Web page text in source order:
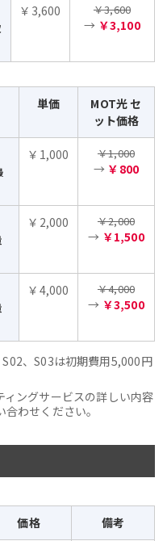
￥3,600 ￥3,600
→ ￥3,100
単価
MOT光 セ
ット価格
￥1,000 ￥1,000
→ ￥800
￥2,000 ￥2,000
→ ￥1,500
￥4,000 ￥4,000
→ ￥3,500
、S03は初期費用5,000円
ングサービスの詳しい内容
わせください。
価格 備考